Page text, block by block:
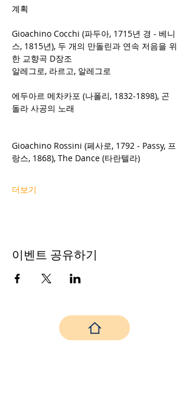
계획
Gioachino Cocchi (파두아, 1715년 경 - 베니
스, 1815년), 두 개의 만돌린과 연속 저음을 위
한 교향곡 D장조
알레그로, 라르고, 알레그로
에두아르 메차카포 (나폴리, 1832-1898), 곤
돌라 사공의 노래
Gioachino Rossini (페사로, 1792 - Passy, 프
랑스, 1868), The Dance (타란텔라)
더보기
이벤트 공유하기